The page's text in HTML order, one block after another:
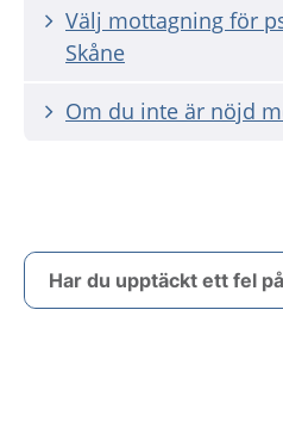
Välj mottagning för
Skåne
Om du inte är nöjd
Har du upptäckt ett fel